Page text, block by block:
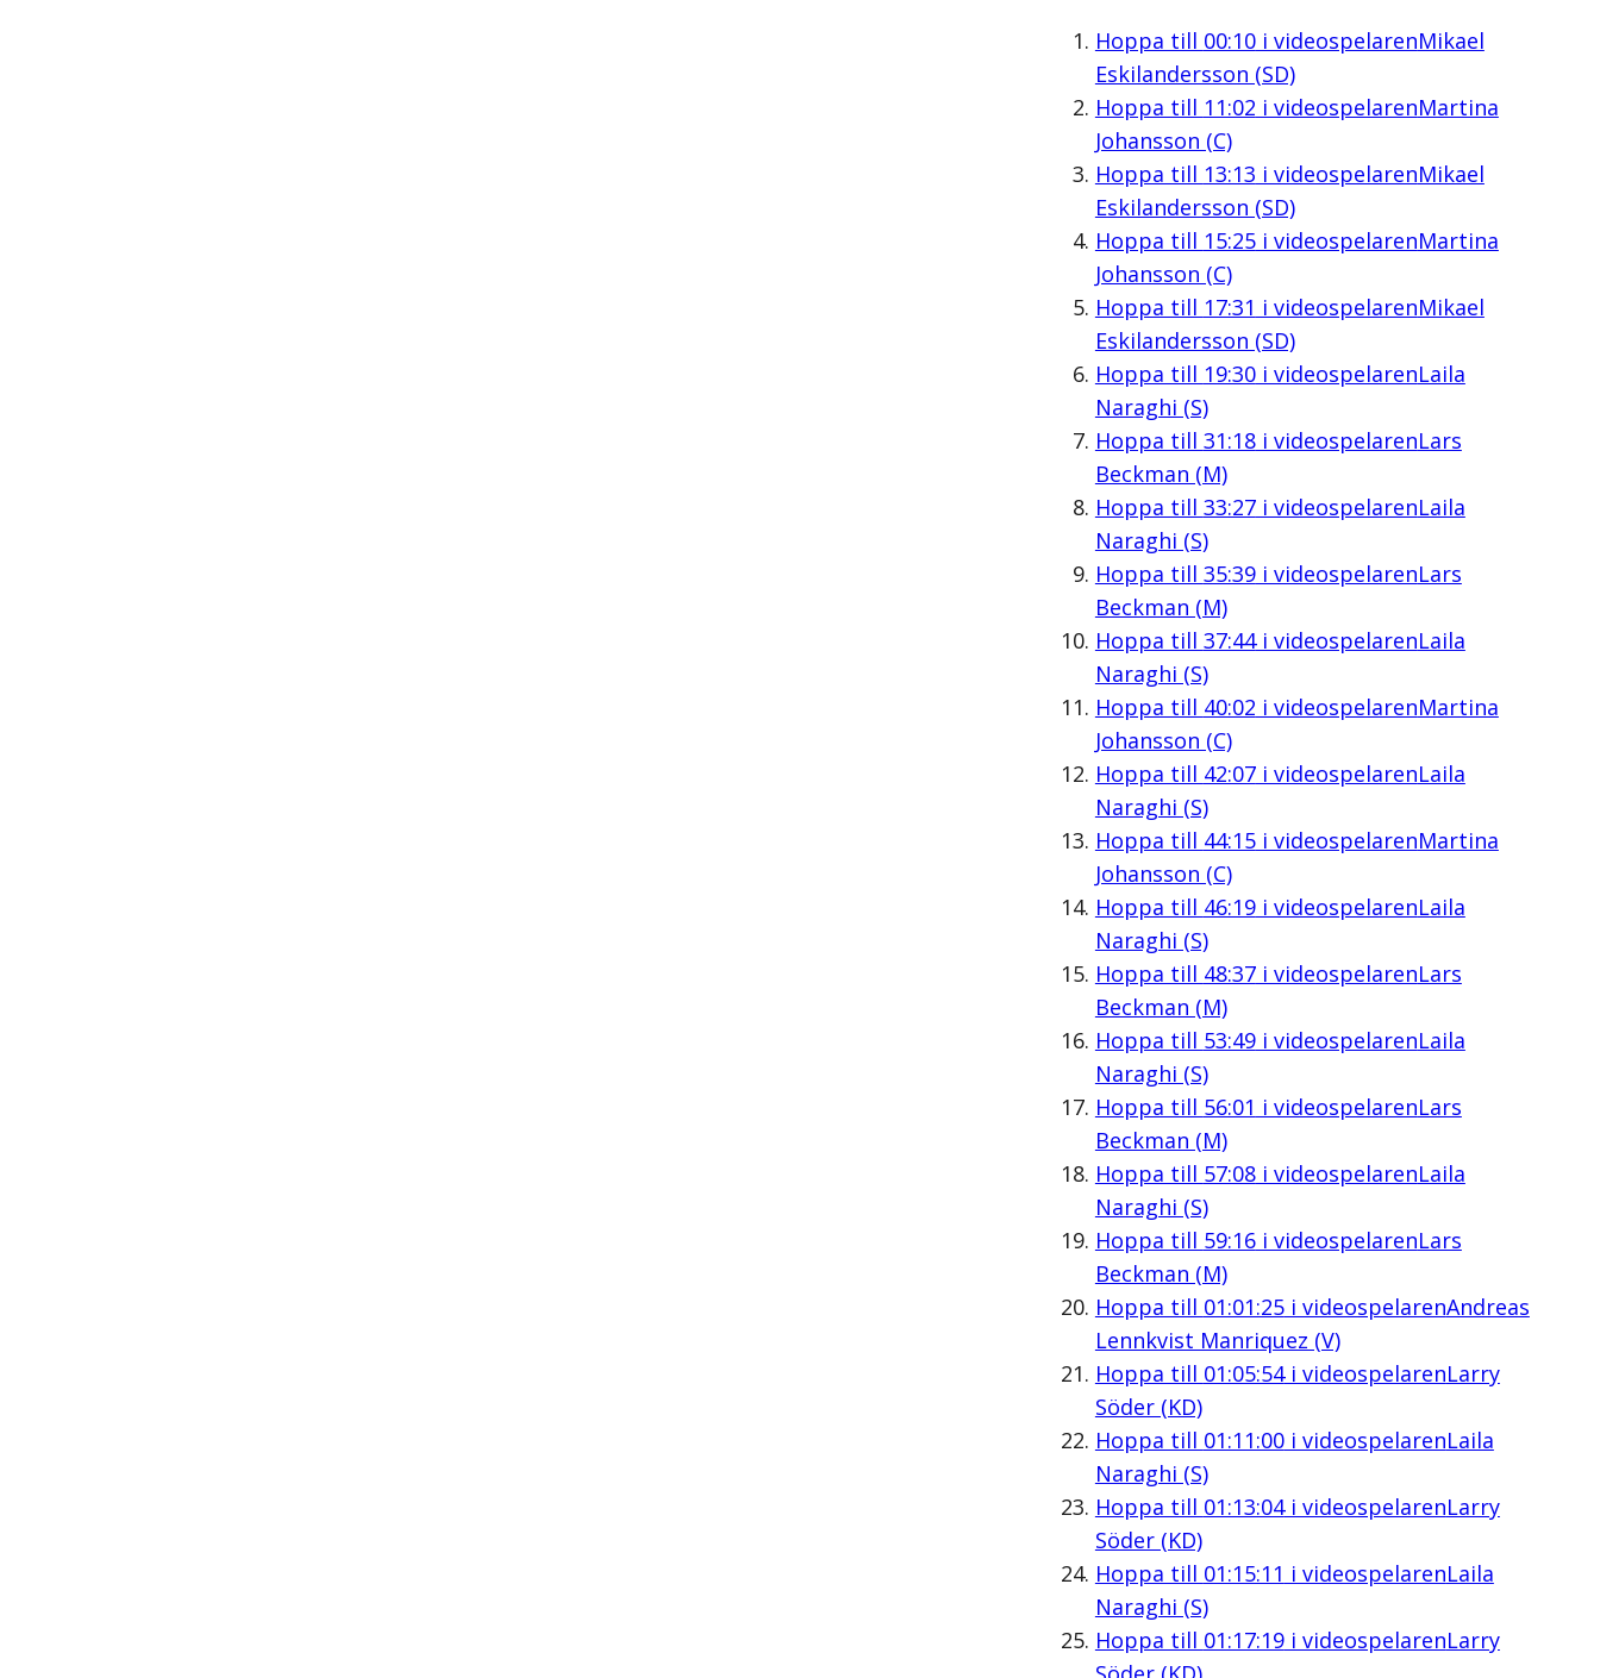
Hoppa till 00:10i videospelarenMikael
Eskilandersson (SD)
Hoppa till 11:02 i videospelarenMartina
Johansson (C)
Hoppa till 13:13 i videospelarenMikael
Eskilandersson (SD)
Hoppa till 15:25i videospelarenMartina
Johansson (C)
Hoppa till 17:31 i videospelarenMikael
Eskilandersson (SD)
Hoppa till 19:30i videospelarenLaila
Naraghi (S)
Hoppa till 31:18i videospelarenLars
Beckman (M)
Hoppa till 33:27i videospelarenLaila
Naraghi (S)
Hoppa till 35:39i videospelarenLars
Beckman (M)
Hoppa till 37:44i videospelarenLaila
Naraghi (S)
Hoppa till 40:02 i videospelarenMartina
Johansson (C)
Hoppa till 42:07i videospelarenLaila
Naraghi (S)
Hoppa till 44:15i videospelarenMartina
Johansson (C)
Hoppa till 46:19i videospelarenLaila
Naraghi (S)
Hoppa till 48:37i videospelarenLars
Beckman (M)
Hoppa till 53:49i videospelarenLaila
Naraghi (S)
Hoppa till 56:01 i videospelarenLars
Beckman (M)
Hoppa till 57:08i videospelarenLaila
Naraghi (S)
Hoppa till 59:16i videospelarenLars
Beckman (M)
Hoppa till 01:01:25i videospelarenAndreas
Lennkvist Manriquez (V)
Hoppa till 01:05:54i videospelarenLarry
Söder (KD)
Hoppa till 01:11:00i videospelarenLaila
Naraghi (S)
Hoppa till 01:13:04i videospelarenLarry
Söder (KD)
Hoppa till 01:15:11 i videospelarenLaila
Naraghi (S)
Hoppa till 01:17:19i videospelarenLarry